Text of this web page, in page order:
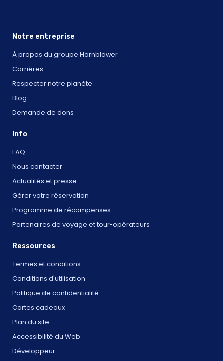
Notre entreprise
À propos du groupe Hornblower
Carrières
Respecter notre planète
Blog
Demande de dons
Info
FAQ
Nous contacter
Actualités et presse
Gérer votre réservation
Programme de récompenses
Partenaires de voyage et tour-opérateurs
Ressources
Termes et conditions
Conditions d'utilisation
Politique de confidentialité
Cartes cadeaux
Plan du site
Accessibilité du Web
Développeur